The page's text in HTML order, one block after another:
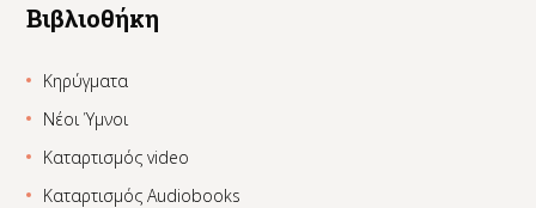
Βιβλιοθήκη
Κηρύγματα
Νέοι Ύμνοι
Καταρτισμός video
Καταρτισμός Audiobooks